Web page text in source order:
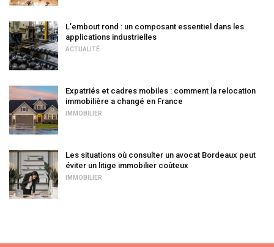
L’embout rond : un composant essentiel dans les
applications industrielles
ACTUALITÉ
Expatriés et cadres mobiles : comment la relocation
immobilière a changé en France
IMMOBILIER
Les situations où consulter un avocat Bordeaux peut
éviter un litige immobilier coûteux
IMMOBILIER